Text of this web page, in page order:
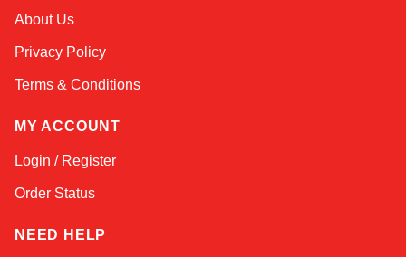
About Us
Privacy Policy
Terms & Conditions
MY ACCOUNT
Login / Register
Order Status
NEED HELP